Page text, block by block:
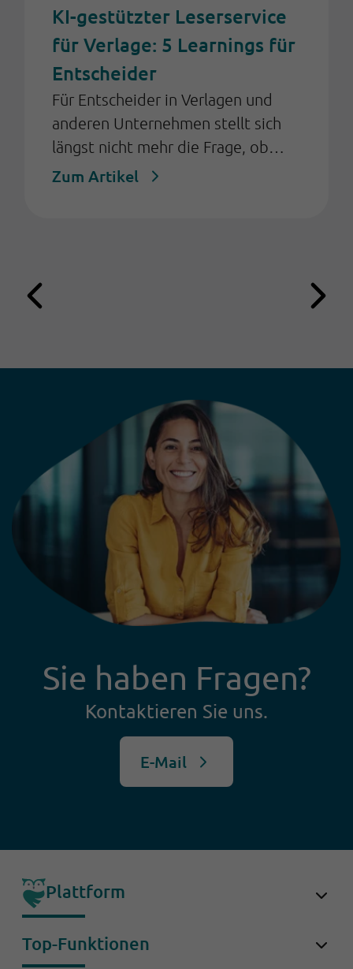
KI-gestützter Leserservice
für Verlage: 5 Learnings für
Entscheider
Für Entscheider in Verlagen und
anderen Unternehmen stellt sich
längst nicht mehr die Frage, ob
Künstliche Intelligenz (KI) im
Entscheidend ist die Kombination
aus klarer Strategie, passenden
Anwendungsfällen und der
Einbindung der Mitarbeitenden.
Die folgenden fünf Learnings
zeigen, worauf es bei der
Einführung eines modernen KI-
gestützten Leserservices ankommt.
Zum Artikel
Sie haben Fragen?
Kontaktieren Sie uns.
E-Mail
Plattform
OwlForce
Top-Funktionen